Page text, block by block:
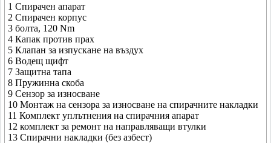
1 Спирачен апарат
2 Спирачен корпус
3 болта, 120 Nm
4 Капак против прах
5 Клапан за изпускане на въздух
6 Водещ щифт
7 Защитна тапа
8 Пружинна скоба
9 Сензор за износване
10 Монтаж на сензора за износване на спирачните накладки
11 Комплект уплътнения на спирачния апарат
12 комплект за ремонт на направляващи втулки
13 Спирачни накладки (без азбест)